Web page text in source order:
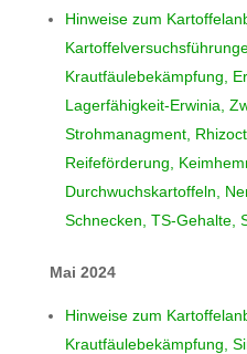
Hinweise zum
Krautfäulebekämpfung,
Lagerfähigkeit-Erwinia,
Strohmanagment,
Reifeförderung,
Durchwuchskartoffeln,
Schnecken, TS-Gehalte,
Mai 2024
Hinweise zum
Krautfäulebekämpfung,